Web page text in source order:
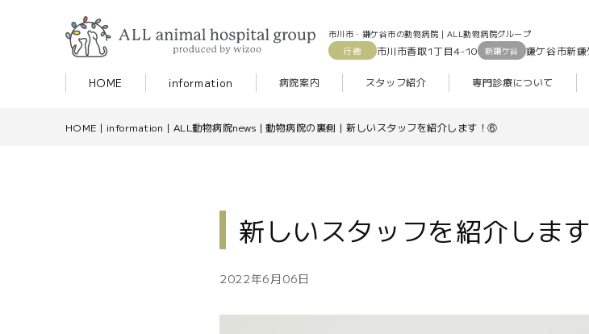
市川市・鎌ケ谷市の動物病院｜ALL動物病院グループ
行徳
市川市香取1丁目4-10 新鎌ケ谷 鎌ケ谷市新
HOME information 病院案内 スタッフ紹介 専門診療について
HOME | information | ALL動物病院news | 動物病院の裏側 | 新しいスタッフを紹介します！⑥
新しいスタッフを紹介しま
2022年6月06日